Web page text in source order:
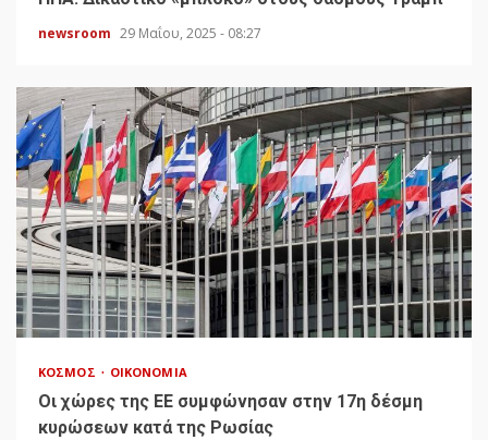
newsroom 29 Μαΐου, 2025 - 08:27
ΚΌΣΜΟΣ ΟΙΚΟΝΟΜΊΑ
Οι χώρες της ΕΕ συμφώνησαν στην 17η δέσμη
κυρώσεων κατά της Ρωσίας